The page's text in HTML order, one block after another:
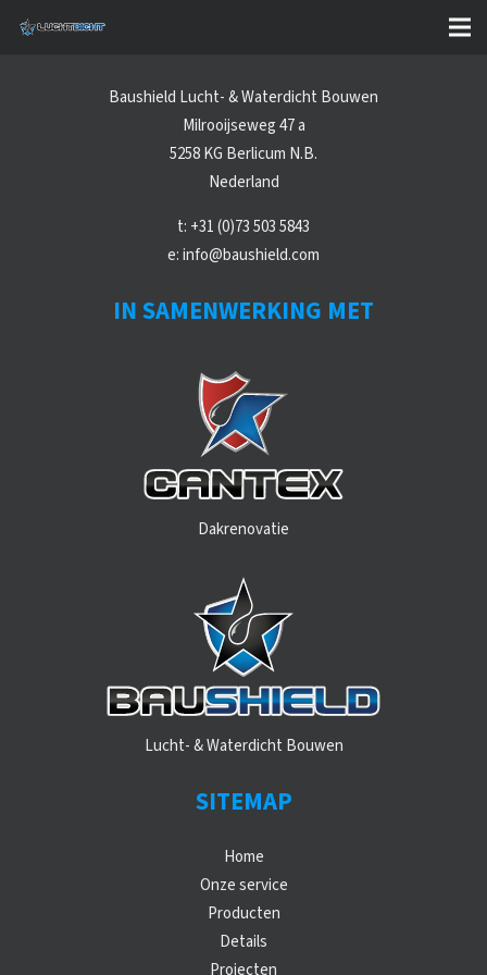
Baushield Lucht- & Waterdicht Bouwen
Milrooijseweg 47 a
5258 KG Berlicum N.B.
Nederland
t: +31 (0)73 503 5843
e:info@baushield.com
IN SAMENWERKING MET
Dakrenovatie
Lucht- & Waterdicht Bouwen
SITEMAP
Home
Onze service
Producten
Details
Projecten